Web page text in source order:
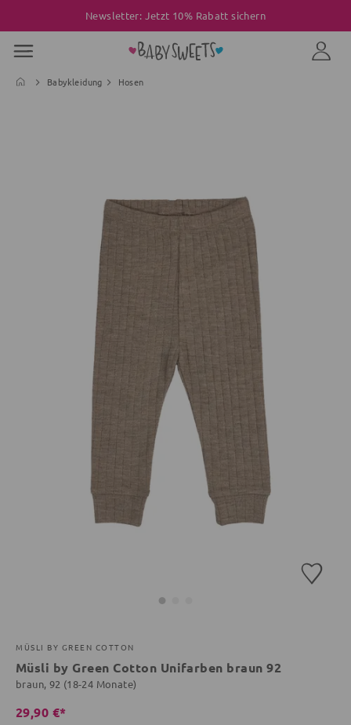
Newsletter: Jetzt 10% Rabatt sichern
Babykleidung Hosen
MÜSLI BY GREEN COTTON
Müsli by Green Cotton Unifarben braun 92
braun, 92 (18-24 Monate)
29,90 €*